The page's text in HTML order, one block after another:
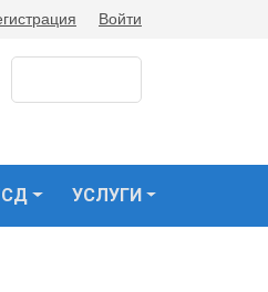
Войти
УСЛУГИ